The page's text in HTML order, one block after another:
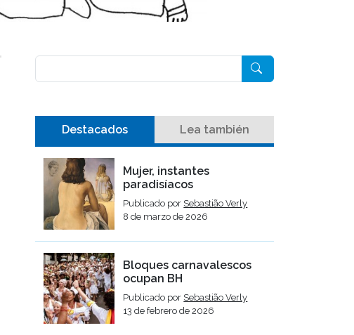
Destacados Lea también
Mujer, instantes
paradisíacos
Publicado por Sebastião Verly
8 de marzo de 2026
Bloques carnavalescos
ocupan BH
Publicado por Sebastião Verly
13 de febrero de 2026